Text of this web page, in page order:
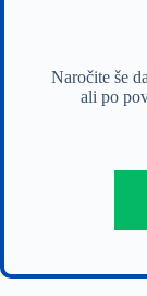
Naročite še
ali po